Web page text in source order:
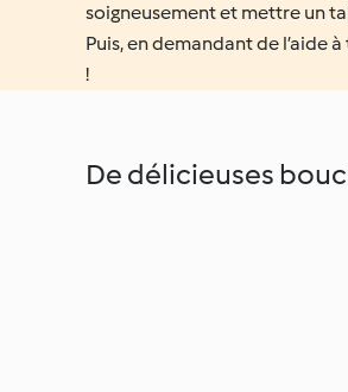
soigneusement et mettre un
Puis, en demandant de l’aide
!
De délicieuses